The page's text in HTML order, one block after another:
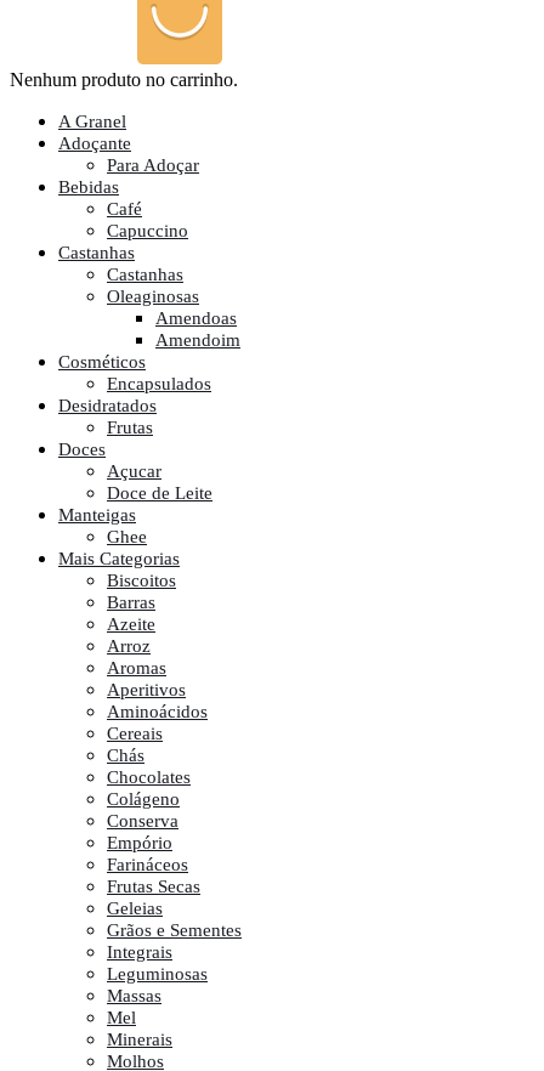
Nenhum produto no carrinho.
A Granel
Adoçante
Para Adoçar
Bebidas
Café
Capuccino
Castanhas
Castanhas
Oleaginosas
Amendoas
Amendoim
Cosméticos
Encapsulados
Desidratados
Frutas
Doces
Açucar
Doce de Leite
Manteigas
Ghee
Mais Categorias
Biscoitos
Barras
Azeite
Arroz
Aromas
Aperitivos
Aminoácidos
Cereais
Chás
Chocolates
Colágeno
Conserva
Empório
Farináceos
Frutas Secas
Geleias
Grãos e Sementes
Integrais
Leguminosas
Massas
Mel
Minerais
Molhos